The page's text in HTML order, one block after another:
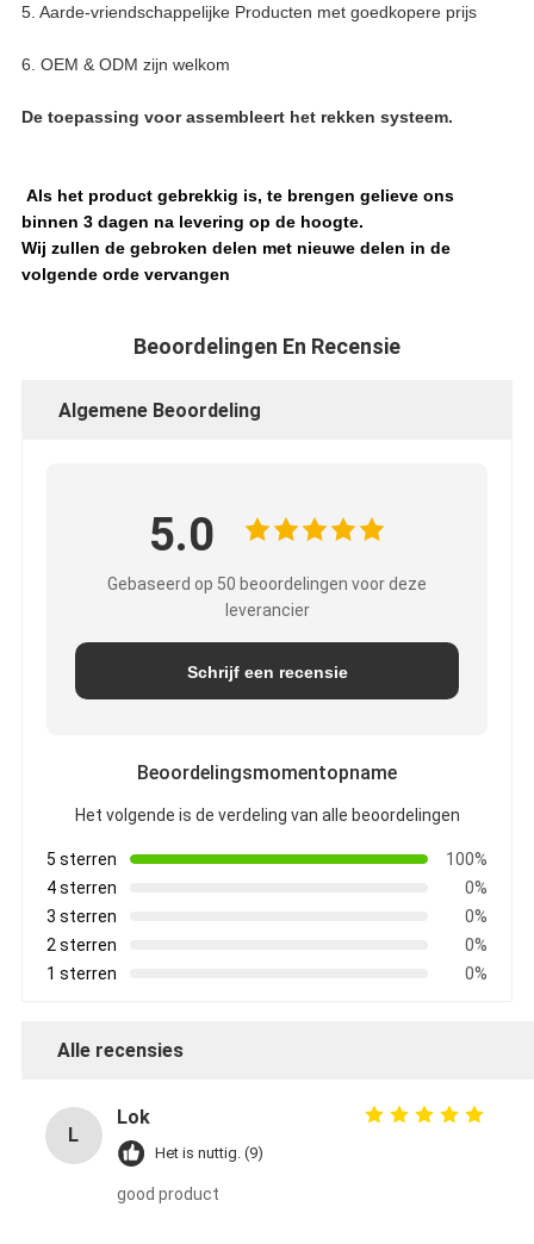
5. Aarde-vriendschappelijke Producten met goedkopere prijs
6. OEM & ODM zijn welkom
De toepassing voor assembleert het rekken systeem.
Als het product gebrekkig is, te brengen gelieve ons
binnen 3 dagen na levering op de hoogte.
Wij zullen de gebroken delen met nieuwe delen in de
volgende orde vervangen
Beoordelingen En Recensie
Algemene Beoordeling
5.0
Gebaseerd op 50 beoordelingen voor deze
leverancier
Schrijf een recensie
Beoordelingsmomentopname
Het volgende is de verdeling van alle beoordelingen
5 sterren
100%
4 sterren
0%
3 sterren
0%
2 sterren
0%
1 sterren
0%
Alle recensies
L
Lok
Het is nuttig. (9)
good product